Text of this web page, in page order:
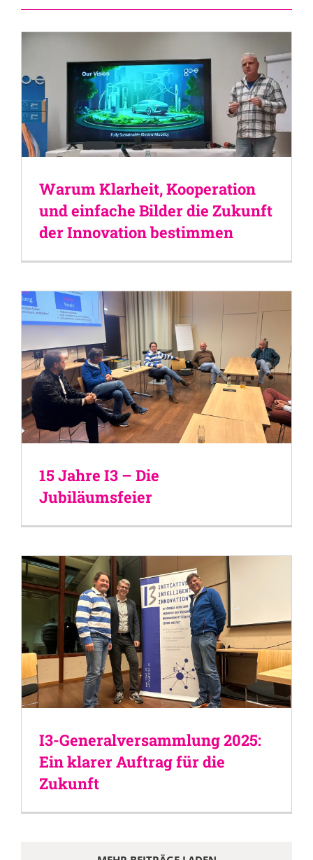
Warum Klarheit, Kooperation
und einfache Bilder die Zukunft
der Innovation bestimmen
15 Jahre I3 – Die
Jubiläumsfeier
I3-Generalversammlung 2025:
Ein klarer Auftrag für die
Zukunft